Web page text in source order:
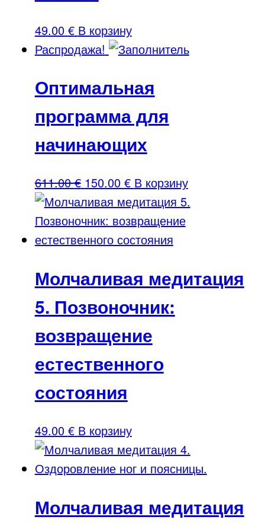
49.00 € В корзину
Распродажа!
Оптимальная
программа для
начинающих
611.00€ Первоначальная
цена
составляла
611.00 €.
150.00 €Текущая
цена:
150.00 €.
В корзину
Молчаливая медитация
5. Позвоночник:
возвращение
естественного
состояния
49.00 € В корзину
Молчаливая медитация